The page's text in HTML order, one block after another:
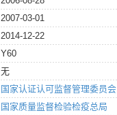
2007-03-01
2014-12-22
Y60
无
国家认证认可监督管理委员会
国家质量监督检验检疫总局